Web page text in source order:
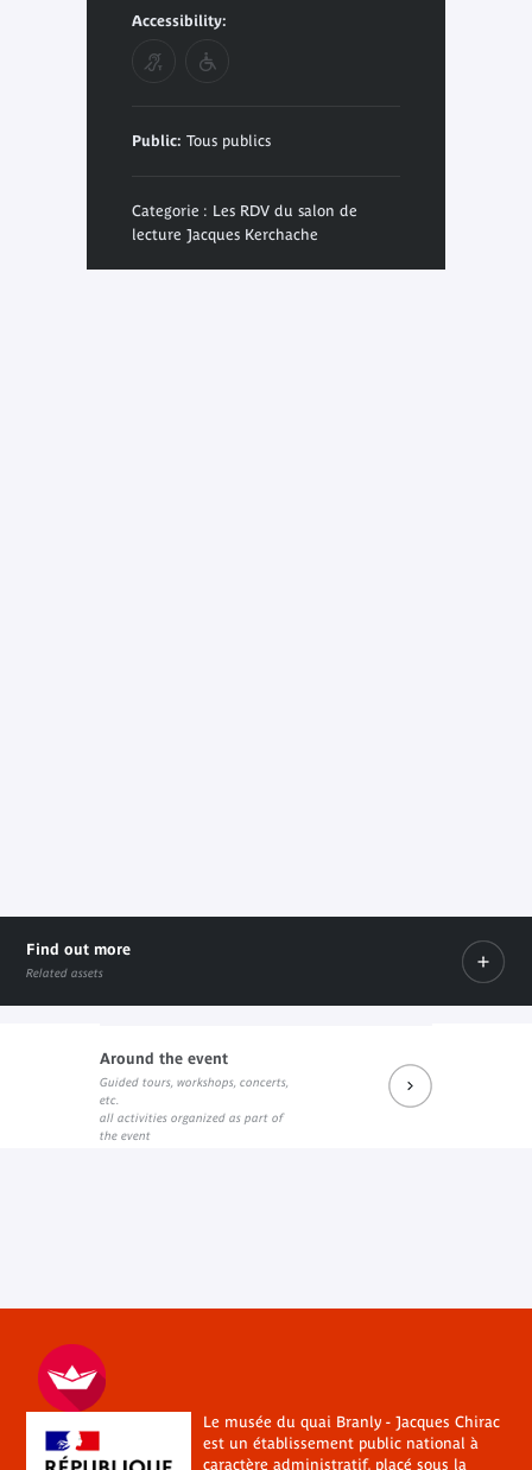
Accessibility:
Public: Tous publics
Categorie : Les RDV du salon de
lecture Jacques Kerchache
Find out more
Related assets
Le livre sur le site de l'éditeur
External link
Around the event
Guided tours, workshops, concerts,
etc.
all activities organized as part of
the event
Le musée du quai Branly - Jacques Chirac
est un établissement public national à
caractère administratif, placé sous la